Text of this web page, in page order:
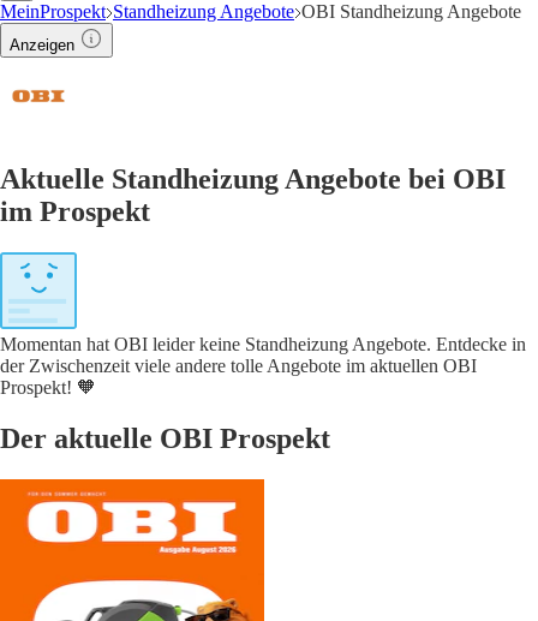
MeinProspekt Standheizung Angebote OBI Standheizung Angebote
Anzeigen
Aktuelle Standheizung Angebote bei OBI
im Prospekt
Momentan hat OBI leider keine Standheizung Angebote. Entdecke in
der Zwischenzeit viele andere tolle Angebote im aktuellen OBI
Prospekt! 🧡
Der aktuelle OBI Prospekt